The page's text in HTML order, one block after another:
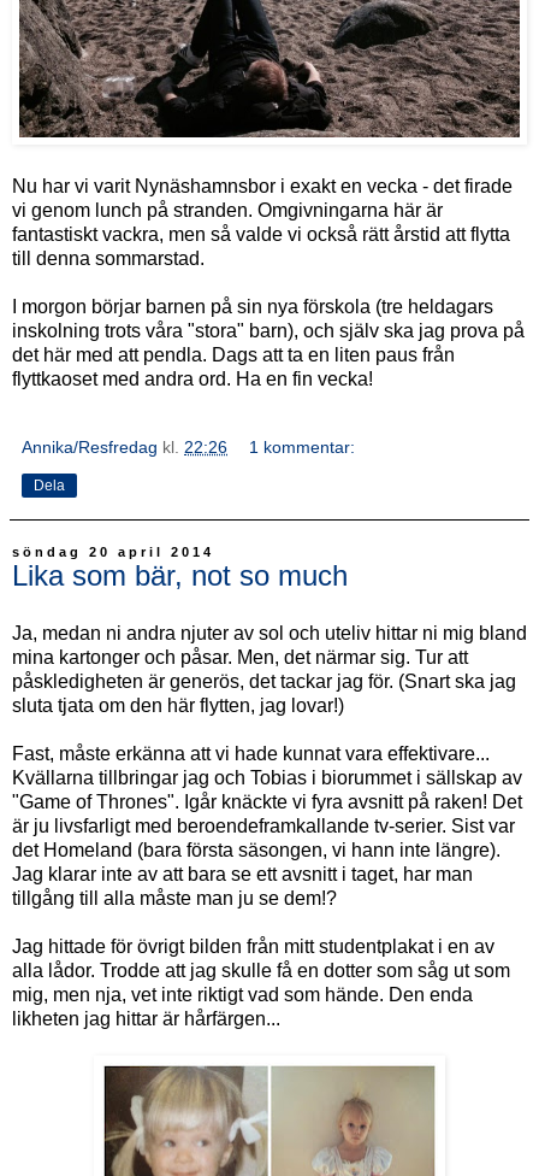
Nu har vi varit Nynäshamnsbor i exakt en vecka - det firade
vi genom lunch på stranden. Omgivningarna här är
fantastiskt vackra, men så valde vi också rätt årstid att flytta
till denna sommarstad.
I morgon börjar barnen på sin nya förskola (tre heldagars
inskolning trots våra "stora" barn), och själv ska jag prova på
det här med att pendla. Dags att ta en liten paus från
flyttkaoset med andra ord. Ha en fin vecka!
Annika/Resfredag kl. 22:26 1 kommentar:
Dela
söndag 20 april 2014
Lika som bär, not so much
Ja, medan ni andra njuter av sol och uteliv hittar ni mig bland
mina kartonger och påsar. Men, det närmar sig. Tur att
påskledigheten är generös, det tackar jag för. (Snart ska jag
sluta tjata om den här flytten, jag lovar!)
Fast, måste erkänna att vi hade kunnat vara effektivare...
Kvällarna tillbringar jag och Tobias i biorummet i sällskap av
"Game of Thrones". Igår knäckte vi fyra avsnitt på raken! Det
är ju livsfarligt med beroendeframkallande tv-serier. Sist var
det Homeland (bara första säsongen, vi hann inte längre).
Jag klarar inte av att bara se ett avsnitt i taget, har man
tillgång till alla måste man ju se dem!?
Jag hittade för övrigt bilden från mitt studentplakat i en av
alla lådor. Trodde att jag skulle få en dotter som såg ut som
mig, men nja, vet inte riktigt vad som hände. Den enda
likheten jag hittar är hårfärgen...